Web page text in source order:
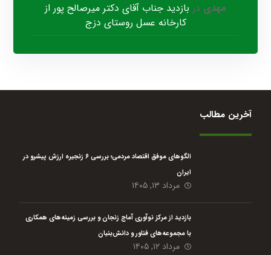
مهدی در بازدید جناب آقای دکتر میرصالح پور از
کارخانه عسل روستای دزج
آخرین مطالب
الگوهای موفق اقتصاد مردمی؛ بررسی ۶ زنجیره ارزش پیشرو در
ایران
مرداد ۱۳, ۱۴۰۵
بازدید از مرکز نوآوری آماج زنجان و بررسی زمینه‌های همکاری
با مجموعه‌های فناور و دانش‌بنیان
مرداد ۱۲, ۱۴۰۵